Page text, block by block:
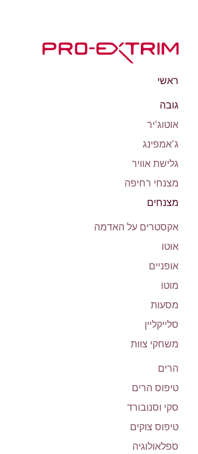
ראשי
גובה
אוטוג'יר
ג'אמפינג
גלישת אוויר
מצנחי רחיפה
מצנחים
אקסטרים על האדמה
אוטו
אופניים
מוטו
מסעות
סלייקליין
משחקי צוות
הרים
טיפוס הרים
סקי וסנובורד
טיפוס צוקים
ספלאולוגיה